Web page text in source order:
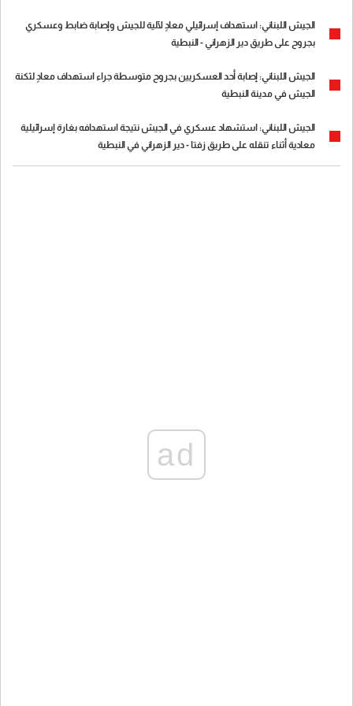
الجيش اللبناني: استهداف إسرائيلي معادٍ لآلية للجيش وإصابة ضابط وعسكري
بجروح على طريق دير الزهراني - النبطية
الجيش اللبناني: إصابة أحد العسكريين بجروح متوسطة جراء استهداف معادٍ لثكنة
الجيش في مدينة النبطية
الجيش اللبناني: استشهاد عسكري في الجيش نتيجة استهدافه بغارة إسرائيلية
معادية أثناء تنقله على طريق زفتا - دير الزهراني في النبطية
ad